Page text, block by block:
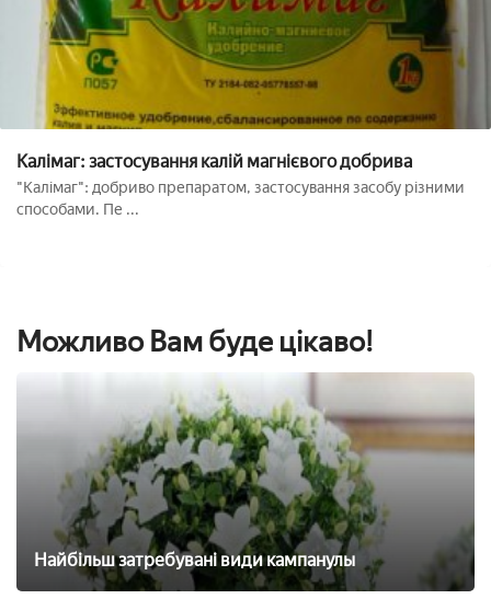
Калімаг: застосування калій магнієвого добрива
"Калімаг": добриво препаратом, застосування засобу різними
способами. Пе ...
Можливо Вам буде цікаво!
Найбільш затребувані види кампанулы